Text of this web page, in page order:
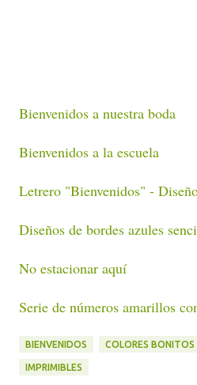
Bienvenidos a nuestra boda
Bienvenidos a la escuela
Letrero "Bienvenidos" -
Diseños de bordes azules
No estacionar aquí
Serie de números amarillos
BIENVENIDOS COLORES BONITOS
IMPRIMIBLES